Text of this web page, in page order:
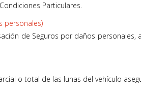
Particulares.
personales)
de Seguros por daños
o total de las lunas del vehículo